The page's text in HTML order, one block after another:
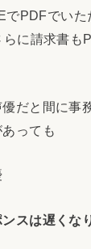
でPDFでい
に請求書も
だと間に事
っても
スは遅くな